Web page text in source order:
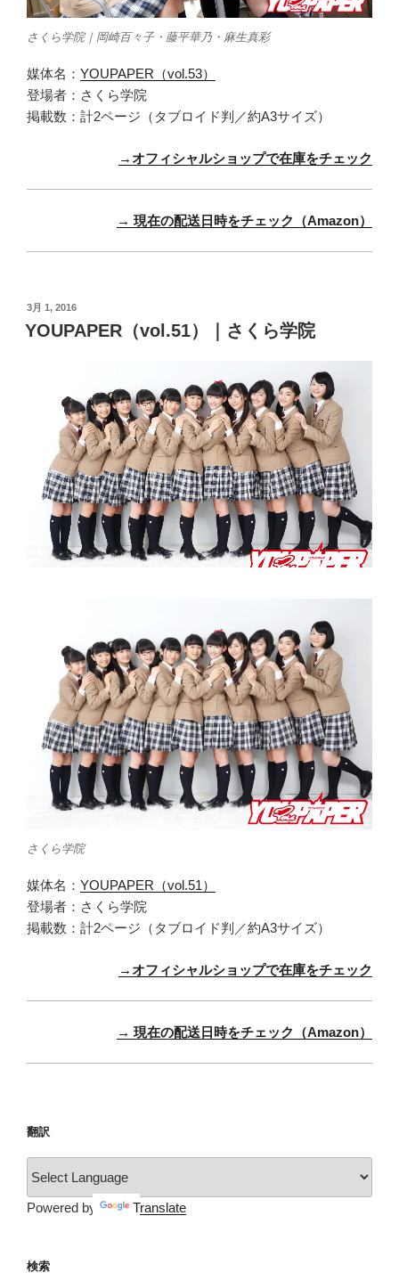
さくら学院｜岡崎百々子・藤平華乃・麻生真彩
媒体名： YOUPAPER（vol.53）
登場者：さくら学院
掲載数：計2ページ（タブロイド判／約A3サイズ）
→オフィシャルショップで在庫をチェック
→ 現在の配送日時をチェック（Amazon）
投
稿
日:
3月 1, 2016
YOUPAPER（vol.51）｜さくら学院
さくら学院
媒体名： YOUPAPER（vol.51）
登場者：さくら学院
掲載数：計2ページ（タブロイド判／約A3サイズ）
→オフィシャルショップで在庫をチェック
→ 現在の配送日時をチェック（Amazon）
翻訳
Powered by Translate
検索